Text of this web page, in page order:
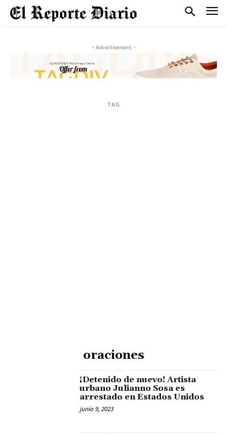
- Advertisement -
TAG
oraciones
¡Detenido de nuevo! Artista
urbano Julianno Sosa es
arrestado en Estados Unidos
junio 9, 2023